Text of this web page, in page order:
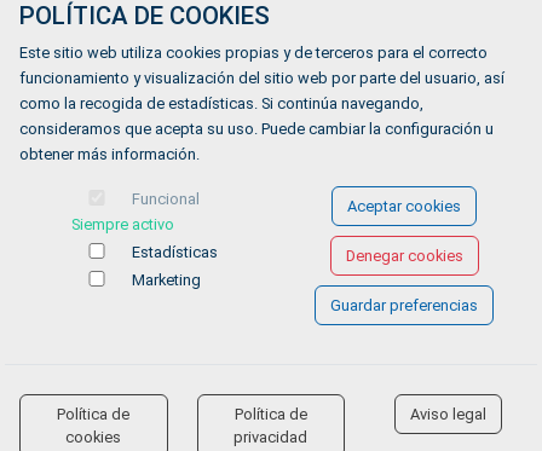
HORARIO:
De lunes a viernes de 9:00 a 14:00
¿Tienes alguna duda?
FORMULARIO DE CONTACTO
Aviso legal-Política de privacidad-Política de Cookies-Accesibilidad
POLÍTICA DE COOKIES
Este sitio web utiliza cookies propias y de terceros para el correcto
funcionamiento y visualización del sitio web por parte del usuario, así
como la recogida de estadísticas. Si continúa navegando,
consideramos que acepta su uso. Puede cambiar la configuración u
obtener más información.
Funcional
Siempre activo
Estadísticas
Marketing
Aceptar cookies
Denegar cookies
Guardar preferencias
Política de
cookies
Política de
privacidad
Aviso legal